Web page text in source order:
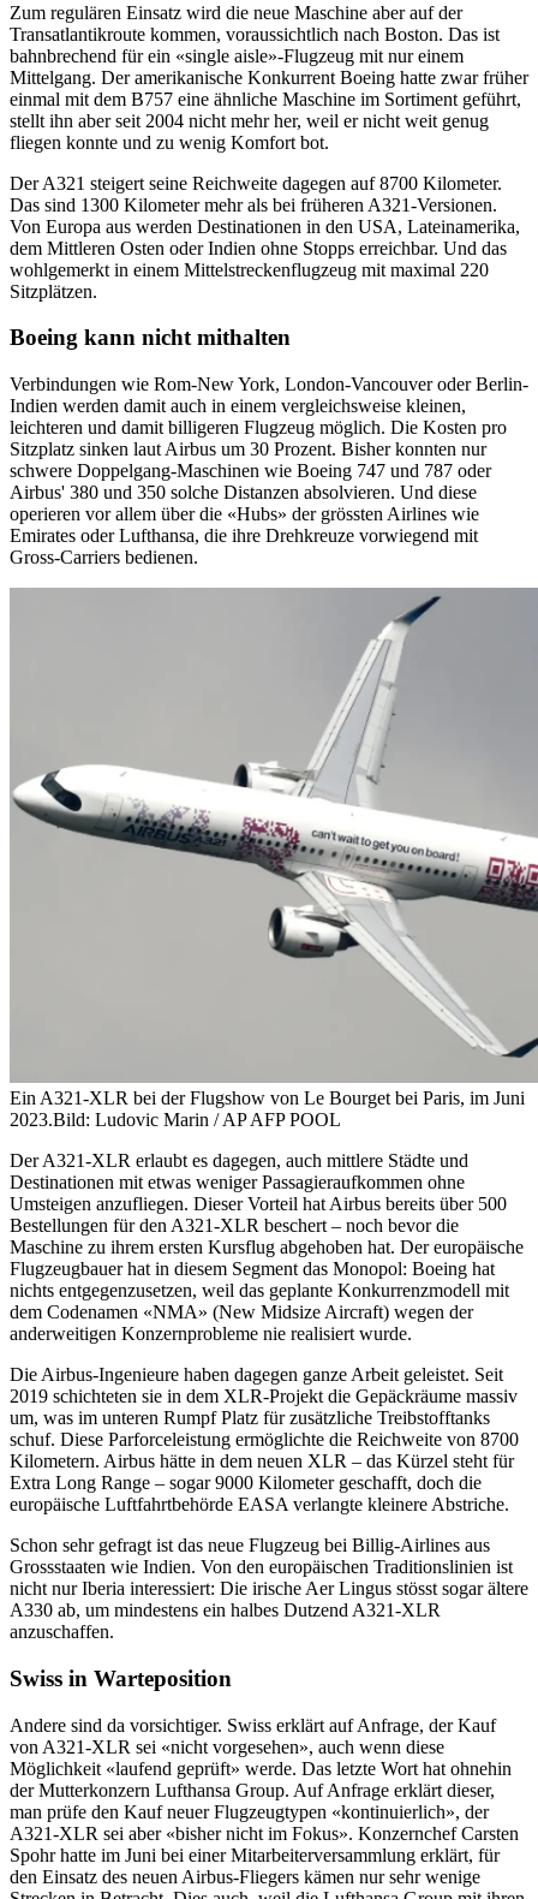
Zum regulären Einsatz wird die neue Maschine aber auf der
Transatlantikroute kommen, voraussichtlich nach Boston. Das ist
bahnbrechend für ein «single aisle»-Flugzeug mit nur einem
Mittelgang. Der amerikanische Konkurrent Boeing hatte zwar früher
einmal mit dem B757 eine ähnliche Maschine im Sortiment geführt,
stellt ihn aber seit 2004 nicht mehr her, weil er nicht weit genug
fliegen konnte und zu wenig Komfort bot.
Der A321 steigert seine Reichweite dagegen auf 8700 Kilometer.
Das sind 1300 Kilometer mehr als bei früheren A321-Versionen.
Von Europa aus werden Destinationen in den USA, Lateinamerika,
dem Mittleren Osten oder Indien ohne Stopps erreichbar. Und das
wohlgemerkt in einem Mittelstreckenflugzeug mit maximal 220
Sitzplätzen.
Boeing kann nicht mithalten
Verbindungen wie Rom-New York, London-Vancouver oder Berlin-
Indien werden damit auch in einem vergleichsweise kleinen,
leichteren und damit billigeren Flugzeug möglich. Die Kosten pro
Sitzplatz sinken laut Airbus um 30 Prozent. Bisher konnten nur
schwere Doppelgang-Maschinen wie Boeing 747 und 787 oder
Airbus' 380 und 350 solche Distanzen absolvieren. Und diese
operieren vor allem über die «Hubs» der grössten Airlines wie
Emirates oder Lufthansa, die ihre Drehkreuze vorwiegend mit
Gross-Carriers bedienen.
Ein A321-XLR bei der Flugshow von Le Bourget bei Paris, im Juni
2023.Bild: Ludovic Marin / AP AFP POOL
Der A321-XLR erlaubt es dagegen, auch mittlere Städte und
Destinationen mit etwas weniger Passagieraufkommen ohne
Umsteigen anzufliegen. Dieser Vorteil hat Airbus bereits über 500
Bestellungen für den A321-XLR beschert – noch bevor die
Maschine zu ihrem ersten Kursflug abgehoben hat. Der europäische
Flugzeugbauer hat in diesem Segment das Monopol: Boeing hat
nichts entgegenzusetzen, weil das geplante Konkurrenzmodell mit
dem Codenamen «NMA» (New Midsize Aircraft) wegen der
anderweitigen Konzernprobleme nie realisiert wurde.
Die Airbus-Ingenieure haben dagegen ganze Arbeit geleistet. Seit
2019 schichteten sie in dem XLR-Projekt die Gepäckräume massiv
um, was im unteren Rumpf Platz für zusätzliche Treibstofftanks
schuf. Diese Parforceleistung ermöglichte die Reichweite von 8700
Kilometern. Airbus hätte in dem neuen XLR – das Kürzel steht für
Extra Long Range – sogar 9000 Kilometer geschafft, doch die
europäische Luftfahrtbehörde EASA verlangte kleinere Abstriche.
Schon sehr gefragt ist das neue Flugzeug bei Billig-Airlines aus
Grossstaaten wie Indien. Von den europäischen Traditionslinien ist
nicht nur Iberia interessiert: Die irische Aer Lingus stösst sogar ältere
A330 ab, um mindestens ein halbes Dutzend A321-XLR
anzuschaffen.
Swiss in Warteposition
Andere sind da vorsichtiger. Swiss erklärt auf Anfrage, der Kauf
von A321-XLR sei «nicht vorgesehen», auch wenn diese
Möglichkeit «laufend geprüft» werde. Das letzte Wort hat ohnehin
der Mutterkonzern Lufthansa Group. Auf Anfrage erklärt dieser,
man prüfe den Kauf neuer Flugzeugtypen «kontinuierlich», der
A321-XLR sei aber «bisher nicht im Fokus». Konzernchef Carsten
Spohr hatte im Juni bei einer Mitarbeiterversammlung erklärt, für
den Einsatz des neuen Airbus-Fliegers kämen nur sehr wenige